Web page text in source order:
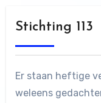
Stichting 113
Er staan heftige
weleens